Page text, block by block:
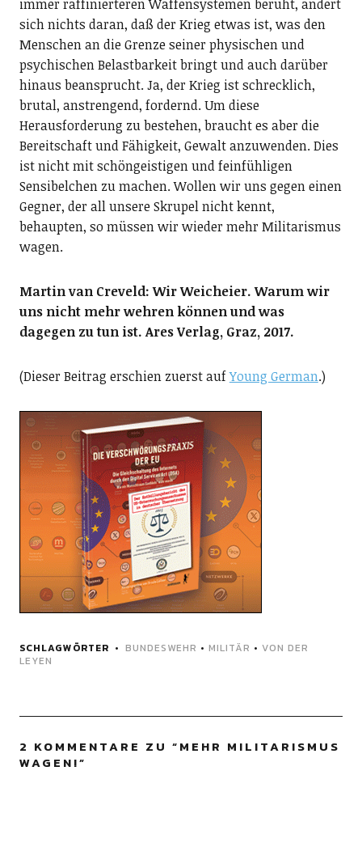
immer raffinierteren Waffensystemen beruht, ändert
sich nichts daran, daß der Krieg etwas ist, was den
Menschen an die Grenze seiner physischen und
psychischen Belastbarkeit bringt und auch darüber
hinaus beansprucht. Ja, der Krieg ist schrecklich,
brutal, anstrengend, fordernd. Um diese
Herausforderung zu bestehen, braucht es aber die
Bereitschaft und Fähigkeit, Gewalt anzuwenden. Dies
ist nicht mit schöngeistigen und feinfühligen
Sensibelchen zu machen. Wollen wir uns gegen einen
Gegner, der all unsere Skrupel nicht kennt,
behaupten, so müssen wir wieder mehr Militarismus
wagen.
Martin van Creveld: Wir Weicheier. Warum wir
uns nicht mehr wehren können und was
dagegen zu tun ist. Ares Verlag, Graz, 2017.
(Dieser Beitrag erschien zuerst aufYoung German.)
SCHLAGWÖRTER BUNDESWEHR • MILITÄR • VON DER
LEYEN
2 KOMMENTARE ZU “MEHR MILITARISMUS
WAGEN!”